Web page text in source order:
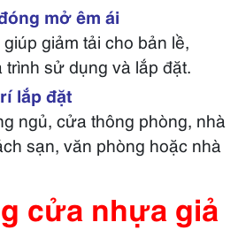
mở êm ái
giảm tải cho bản lề,
sử dụng và lắp đặt.
lắp đặt
ngủ, cửa thông phòng, nhà
sạn, văn phòng hoặc nhà
cửa nhựa giả